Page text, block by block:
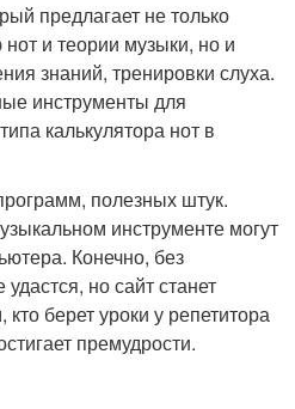
предлагает не только
и теории музыки, но и
знаний, тренировки слуха.
инструменты для
калькулятора нот в
полезных штук.
инструменте могут
Конечно, без
но сайт станет
берет уроки у репетитора
премудрости.